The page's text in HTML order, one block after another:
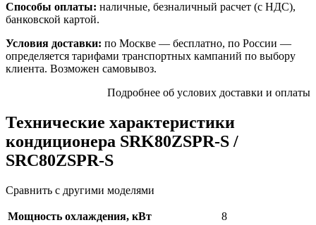
Способы оплаты: наличные, безналичный расчет (с НДС),
банковской картой.
Условия доставки: по Москве — бесплатно, по России —
определяется тарифами транспортных кампаний по выбору
клиента. Возможен самовывоз.
Подробнее об услових доставки и оплаты
Технические характеристики
кондиционера SRK80ZSPR-S /
SRC80ZSPR-S
Сравнить с другими моделями
Мощность охлаждения, кВт
8